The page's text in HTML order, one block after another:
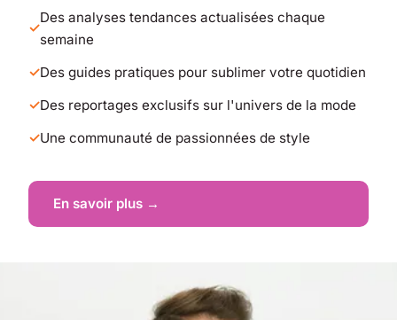
Des analyses tendances actualisées chaque
semaine
Des guides pratiques pour sublimer votre quotidien
Des reportages exclusifs sur l'univers de la mode
Une communauté de passionnées de style
En savoir plus →